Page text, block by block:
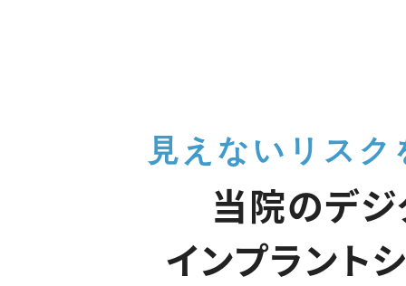
当院のデ
インプラント
見えないリスク